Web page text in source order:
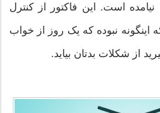
است. این فاکتور از کنترل
نبوده که یک روز از خواب
از شکلات بدتان بیاید.